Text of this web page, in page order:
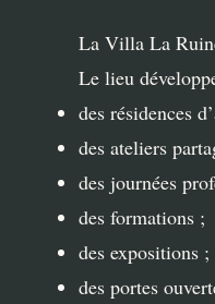
La Villa La
Le lieu
des résidences
des ateliers
des journées
des formations ;
des expositions ;
des portes